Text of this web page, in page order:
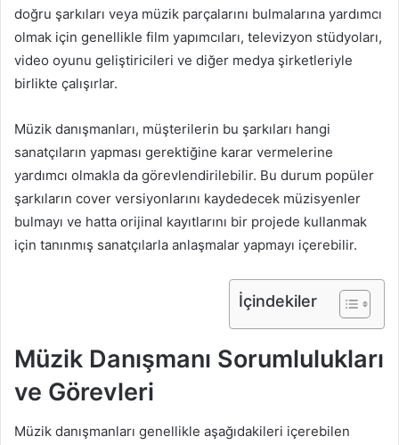
doğru şarkıları veya müzik parçalarını bulmalarına yardımcı
olmak için genellikle film yapımcıları, televizyon stüdyoları,
video oyunu geliştiricileri ve diğer medya şirketleriyle
birlikte çalışırlar.
Müzik danışmanları, müşterilerin bu şarkıları hangi
sanatçıların yapması gerektiğine karar vermelerine
yardımcı olmakla da görevlendirilebilir. Bu durum popüler
şarkıların cover versiyonlarını kaydedecek müzisyenler
bulmayı ve hatta orijinal kayıtlarını bir projede kullanmak
için tanınmış sanatçılarla anlaşmalar yapmayı içerebilir.
İçindekiler
Müzik Danışmanı Sorumlulukları
ve Görevleri
Müzik danışmanları genellikle aşağıdakileri içerebilen